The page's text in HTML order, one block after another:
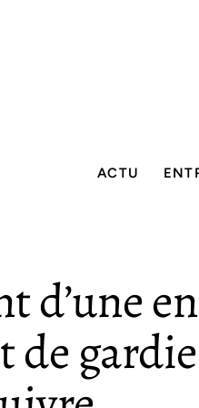
ACTU
d’une
de